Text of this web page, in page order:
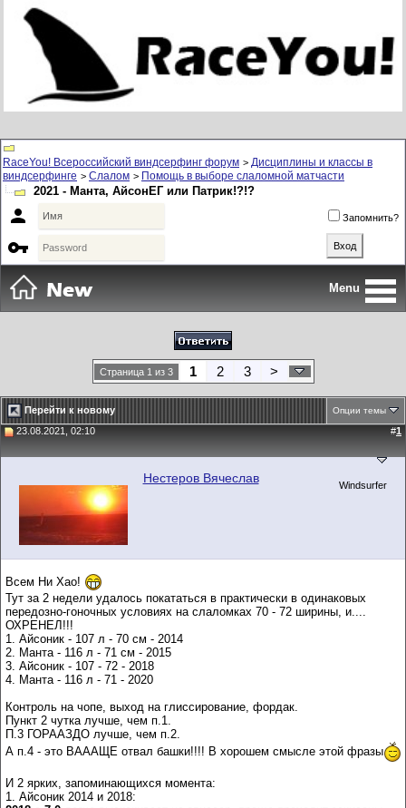
RaceYou! Всероссийский виндсерфинг форум > Дисциплины и классы в
виндсерфинге > Слалом > Помощь в выборе слаломной матчасти
2021 - Манта, АйсонЕГ или Патрик!?!?
 Запомнить?

Menu
Страница 1 из 3 1 2 3 >
Перейти к новому Опции темы
23.08.2021, 02:10 #1
Нестеров Вячеслав Windsurfer
Всем Ни Хао!
Тут за 2 недели удалось покататься в практически в одинаковых
передозно-гоночных условиях на слаломках 70 - 72 ширины, и....
ОХРЕНЕЛ!!!
1. Айсоник - 107 л - 70 см - 2014
2. Манта - 116 л - 71 см - 2015
3. Айсоник - 107 - 72 - 2018
4. Манта - 116 л - 71 - 2020
Контроль на чопе, выход на глиссирование, фордак.
Пункт 2 чутка лучше, чем п.1.
П.3 ГОРААЗДО лучше, чем п.2.
А п.4 - это ВАААЩЕ отвал башки!!!! В хорошем смысле этой фразы
И 2 ярких, запоминающихся момента:
1. Айсоник 2014 и 2018: